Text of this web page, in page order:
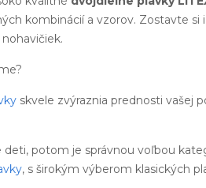
kombinácií a vzorov. Zostavte si
skvele zvýraznia prednosti vašej
deti, potom je správnou voľbou
, s širokým výberom klasických